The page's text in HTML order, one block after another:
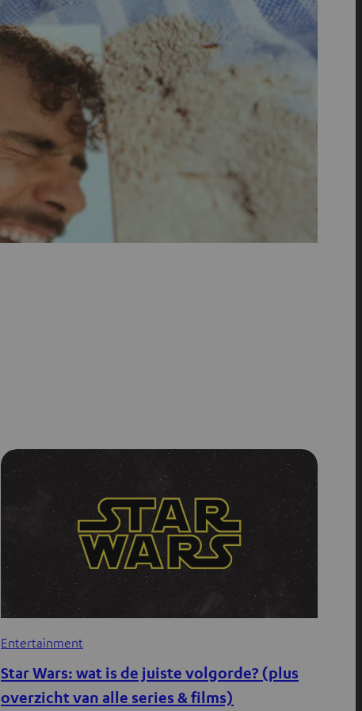
Entertainment
Star Wars: wat is de juiste volgorde? (plus
overzicht van alle series & films)